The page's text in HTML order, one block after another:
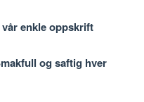
enkle oppskrift
og saftig hver